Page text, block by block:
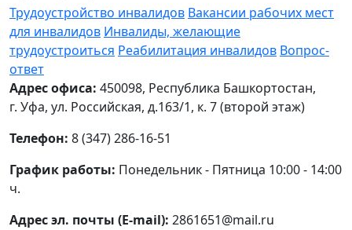
Трудоустройство инвалидов Вакансии рабочих мест
для инвалидов Инвалиды, желающие
трудоустроиться Реабилитация инвалидов Вопрос-
ответ
Адрес офиса: 450098, Республика Башкортостан,
г. Уфа, ул. Российская, д.163/1, к. 7 (второй этаж)
Телефон: 8 (347) 286-16-51
График работы: Понедельник - Пятница 10:00 - 14:00
ч.
Адрес эл. почты (E-mail): 2861651@mail.ru